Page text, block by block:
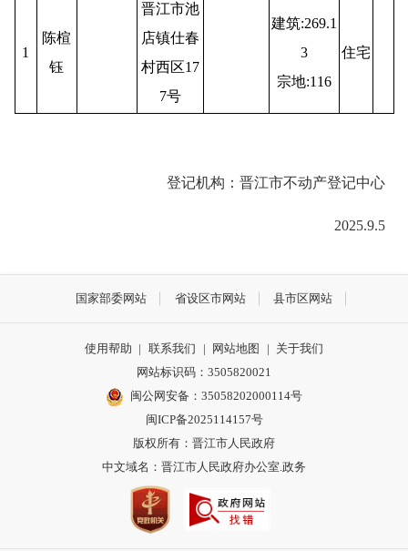
1
陈楦
钰
晋江市池
店镇仕春
村西区17
7号
建筑:269.1
3
宗地:116
住宅
登记机构：晋江市不动产登记中心
2025.9.5
国家部委网站 省设区市网站 县市区网站
使用帮助 | 联系我们 | 网站地图 | 关于我们
网站标识码：3505820021
闽公网安备：35058202000114号
闽ICP备2025114157号
版权所有：晋江市人民政府
中文域名：晋江市人民政府办公室.政务